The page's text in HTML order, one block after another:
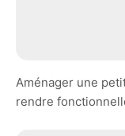
Aménager une
rendre